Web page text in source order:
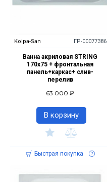
Kolpa-San ГР-00077386
Ванна акриловая STRING
170x75 + фронтальная
панель+каркас+ слив-
перелив
63 000 ₽
В корзину
Быстрая покупка